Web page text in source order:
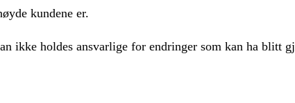
kundene er.
ikke holdes ansvarlige for endringer som kan ha blitt